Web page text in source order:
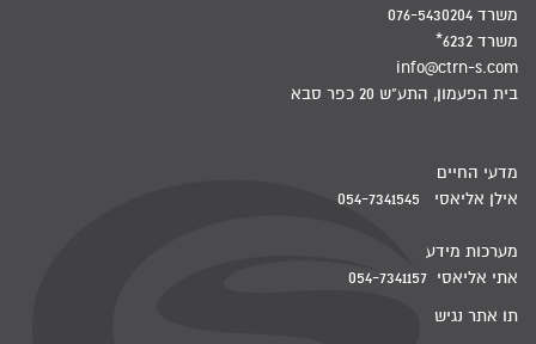
משרד 076-5430204
משרד 6232*
info@ctrn-s.com
בית הפעמון, התע"ש 20 כפר סבא
מדעי החיים
אילן אליאסי 054-7341545
מערכות מידע
אתי אליאסי 054-7341157
תו אתר נגיש